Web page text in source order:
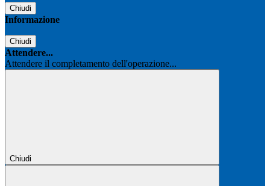
Chiudi
Informazione
Chiudi
Attendere...
Attendere il completamento dell'operazione...
Chiudi